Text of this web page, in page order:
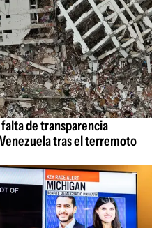
falta de transparencia
tras el terremoto